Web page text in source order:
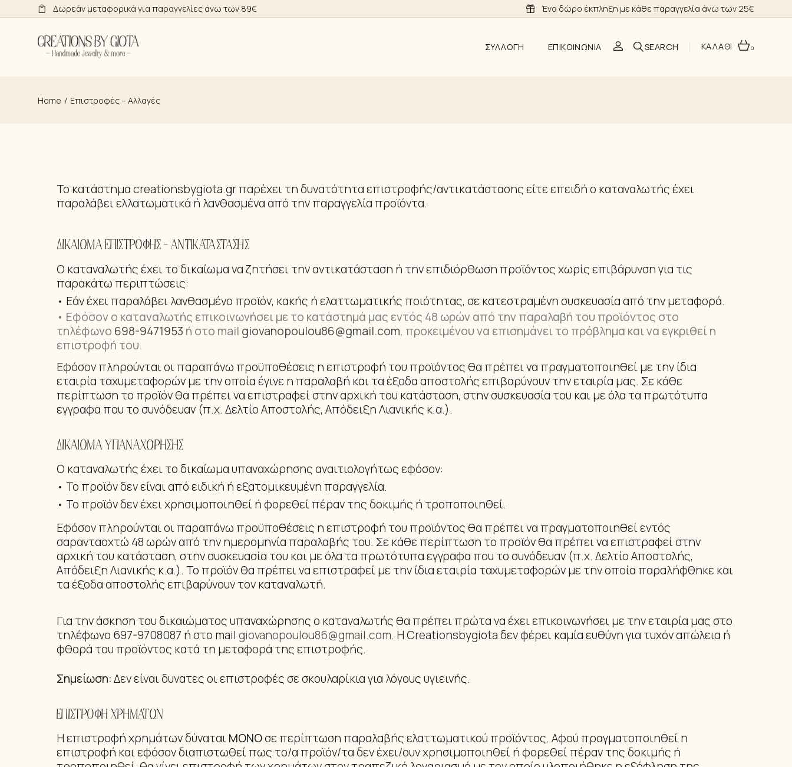
Δωρεάν μεταφορικά για παραγγελίες άνω των 89€ Ένα δώρο έκπληξη με κάθε παραγγελία άνω των 25€
ΣΥΛΛΟΓΉ
KΟΣΜΉΜΑΤΑ ΝΎΦΗΣ
ΕΠΙΚΟΙΝΩΝΊΑ ΚΑΛΑΘΙ 0
Home Επιστροφές – Αλλαγές
Το κατάστημα creationsbygiota.gr παρέχει τη δυνατότητα επιστροφής/αντικατάστασης είτε επειδή ο καταναλωτής έχει
παραλάβει ελλατωματικά ή λανθασμένα από την παραγγελία προϊόντα.
ΔΙΚΑΙΩΜΑ ΕΠΙΣΤΡΟΦΗΣ – ΑΝΤΙΚΑΤΑΣΤΑΣΗΣ
Ο καταναλωτής έχει το δικαίωμα να ζητήσει την αντικατάσταση ή την επιδιόρθωση προϊόντος χωρίς επιβάρυνση για τις
παρακάτω περιπτώσεις:
• Εάν έχει παραλάβει λανθασμένο προϊόν, κακής ή ελαττωματικής ποιότητας, σε κατεστραμένη συσκευασία από την μεταφορά.
• Εφόσον ο καταναλωτής επικοινωνήσει με το κατάστημά μας εντός 48 ωρών από την παραλαβή του προϊόντος στο
τηλέφωνο 698-9471953 ή στο mail giovanopoulou86@gmail.com, προκειμένου να επισημάνει το πρόβλημα και να εγκριθεί η
επιστροφή του.
Εφόσον πληρούνται οι παραπάνω προϋποθέσεις η επιστροφή του προϊόντος θα πρέπει να πραγματοποιηθεί με την ίδια
εταιρία ταχυμεταφορών με την οποία έγινε η παραλαβή και τα έξοδα αποστολής επιβαρύνουν την εταιρία μας. Σε κάθε
περίπτωση το προϊόν θα πρέπει να επιστραφεί στην αρχική του κατάσταση, στην συσκευασία του και με όλα τα πρωτότυπα
εγγραφα που το συνόδευαν (π.χ. Δελτίο Αποστολής, Απόδειξη Λιανικής κ.α.).
ΔΙΚΑΙΩΜΑ ΥΠΑΝΑΧΩΡΗΣΗΣ
Ο καταναλωτής έχει το δικαίωμα υπαναχώρησης αναιτιολογήτως εφόσον:
• Το προϊόν δεν είναι από ειδική ή εξατομικευμένη παραγγελία.
• Το προϊόν δεν έχει χρησιμοποιηθεί ή φορεθεί πέραν της δοκιμής ή τροποποιηθεί.
Εφόσον πληρούνται οι παραπάνω προϋποθέσεις η επιστροφή του προϊόντος θα πρέπει να πραγματοποιηθεί εντός
σαρανταοχτώ 48 ωρών από την ημερομηνία παραλαβής του. Σε κάθε περίπτωση το προϊόν θα πρέπει να επιστραφεί στην
αρχική του κατάσταση, στην συσκευασία του και με όλα τα πρωτότυπα εγγραφα που το συνόδευαν (π.χ. Δελτίο Αποστολής,
Απόδειξη Λιανικής κ.α.). Το προϊόν θα πρέπει να επιστραφεί με την ίδια εταιρία ταχυμεταφορών με την οποία παραλήφθηκε και
τα έξοδα αποστολής επιβαρύνουν τον καταναλωτή.
Για την άσκηση του δικαιώματος υπαναχώρησης ο καταναλωτής θα πρέπει πρώτα να έχει επικοινωνήσει με την εταιρία μας στο
τηλέφωνο 697-9708087 ή στο mail giovanopoulou86@gmail.com. Η Creationsbygiota δεν φέρει καμία ευθύνη για τυχόν απώλεια ή
φθορά του προϊόντος κατά τη μεταφορά της επιστροφής.
Σημείωση:Δεν είναι δυνατες οι επιστροφές σε σκουλαρίκια για λόγους υγιεινής.
ΕΠΙΣΤΡΟΦΗ ΧΡΗΜΑΤΩΝ
Η επιστροφή χρημάτων δύναταιΜΟΝΟσε περίπτωση παραλαβής ελαττωματικού προϊόντος. Αφού πραγματοποιηθεί η
επιστροφή και εφόσον διαπιστωθεί πως το/α προϊόν/τα δεν έχει/ουν χρησιμοποιηθεί ή φορεθεί πέραν της δοκιμής ή